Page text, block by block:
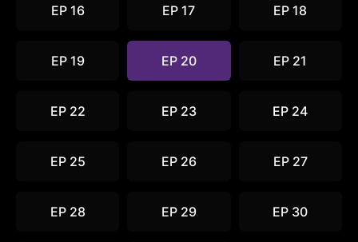
EP 16 EP 17 EP 18
EP 19 EP 20 EP 21
EP 22 EP 23 EP 24
EP 25 EP 26 EP 27
EP 28 EP 29 EP 30